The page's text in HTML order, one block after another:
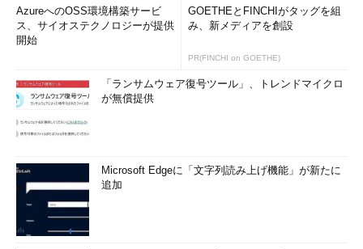
AzureへのOSS環境構築サービ
ス、サイオステクノロジーが提供
開始
GOETHEとFINCHIがタッグを組
み、新メディアを創設
PR(FINCHI on GOETHE)
「ランサムウェア復号ツール」、トレンドマイクロ
が無償提供
Microsoft Edgeに「文字列読み上げ機能」が新たに
追加